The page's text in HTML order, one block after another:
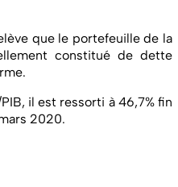
que le portefeuille de la
constitué de dette
il est ressorti à 46,7% fin
2020.